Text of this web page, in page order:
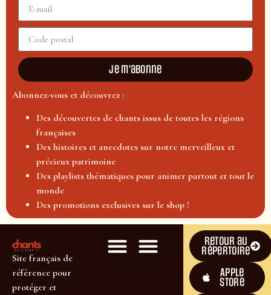
Je m'abonne
Abonnez-vous et découvrez :
Des découvertes de chants issus de toutes les régions
françaises
Des histoires et anecdotes sur notre merveilleux et
précieux patrimoine
Des playlists thématiques pour animer partout et tout le
monde
Des promotions exclusives sur le shop !
Site français de
référence pour
protéger et
Retour au
répertoire
Apple
Store